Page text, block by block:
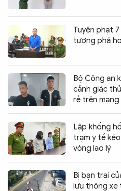
Tuyên phạt
tượng phá
Bộ Công an
cảnh giác
rẻ trên mạng
Lập khống
trạm y tế
vòng lao lý
Bị bạn trai
lưu thông xe